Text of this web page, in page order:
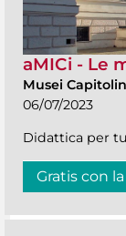
aMICi - Le
Musei
06/07/2023
Didattica per
Gratis con